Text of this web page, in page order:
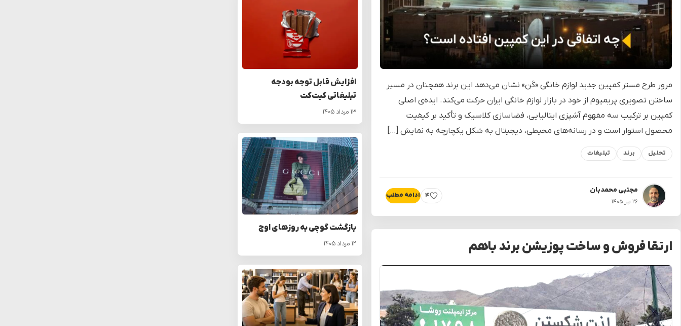
مرور طرح مستر کمپین جدید لوازم خانگی «کَن» نشان می‌دهد این برند همچنان در مسیر
ساختن تصویری پریمیوم از خود در بازار لوازم خانگی ایران حرکت می‌کند. ایده‌ی اصلی
کمپین بر ترکیب سه مفهوم آشپزی ایتالیایی، فضاسازی کلاسیک و تأکید بر کیفیت
محصول استوار است و در رسانه‌های محیطی، دیجیتال به شکل یکچارچه به نمایش […]
تحلیل برند تبلیغات
مجتبی محمدیان
۲۶ تیر ۱۴۰۵
۴
پسندیدن
ادامه مطلب
ارتقا فروش و ساخت پوزیشن برند باهم
افزایش قابل توجه بودجه
تبلیغاتی کیت‌کت
۱۳ مرداد ۱۴۰۵
بازگشت گوچی به روزهای اوج
۱۲ مرداد ۱۴۰۵